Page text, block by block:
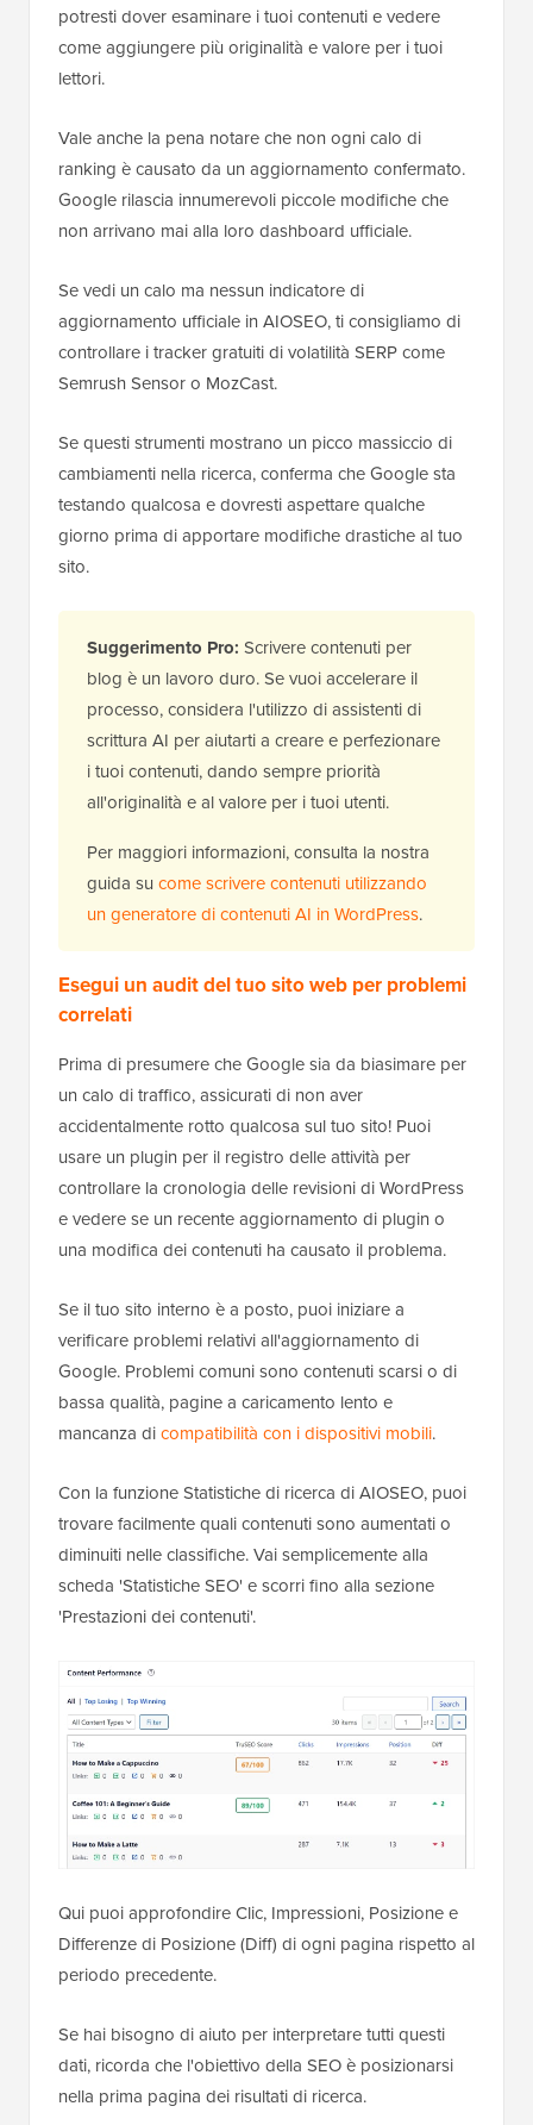
potresti dover esaminare i tuoi contenuti e vedere
come aggiungere più originalità e valore per i tuoi
lettori.
Vale anche la pena notare che non ogni calo di
ranking è causato da un aggiornamento confermato.
Google rilascia innumerevoli piccole modifiche che
non arrivano mai alla loro dashboard ufficiale.
Se vedi un calo ma nessun indicatore di
aggiornamento ufficiale in AIOSEO, ti consigliamo di
controllare i tracker gratuiti di volatilità SERP come
Semrush Sensor o MozCast.
Se questi strumenti mostrano un picco massiccio di
cambiamenti nella ricerca, conferma che Google sta
testando qualcosa e dovresti aspettare qualche
giorno prima di apportare modifiche drastiche al tuo
sito.
Suggerimento Pro: Scrivere contenuti per
blog è un lavoro duro. Se vuoi accelerare il
processo, considera l'utilizzo di assistenti di
scrittura AI per aiutarti a creare e perfezionare
i tuoi contenuti, dando sempre priorità
all'originalità e al valore per i tuoi utenti.
Per maggiori informazioni, consulta la nostra
guida su come scrivere contenuti utilizzando
un generatore di contenuti AI in WordPress.
Esegui un audit del tuo sito web per problemi
correlati
Prima di presumere che Google sia da biasimare per
un calo di traffico, assicurati di non aver
accidentalmente rotto qualcosa sul tuo sito! Puoi
usare un plugin per il registro delle attività per
controllare la cronologia delle revisioni di WordPress
e vedere se un recente aggiornamento di plugin o
una modifica dei contenuti ha causato il problema.
Se il tuo sito interno è a posto, puoi iniziare a
verificare problemi relativi all'aggiornamento di
Google. Problemi comuni sono contenuti scarsi o di
bassa qualità, pagine a caricamento lento e
mancanza dicompatibilità con i dispositivi mobili.
Con la funzione Statistiche di ricerca di AIOSEO, puoi
trovare facilmente quali contenuti sono aumentati o
diminuiti nelle classifiche. Vai semplicemente alla
scheda 'Statistiche SEO' e scorri fino alla sezione
'Prestazioni dei contenuti'.
Qui puoi approfondire Clic, Impressioni, Posizione e
Differenze di Posizione (Diff) di ogni pagina rispetto al
periodo precedente.
Se hai bisogno di aiuto per interpretare tutti questi
dati, ricorda che l'obiettivo della SEO è posizionarsi
nella prima pagina dei risultati di ricerca.